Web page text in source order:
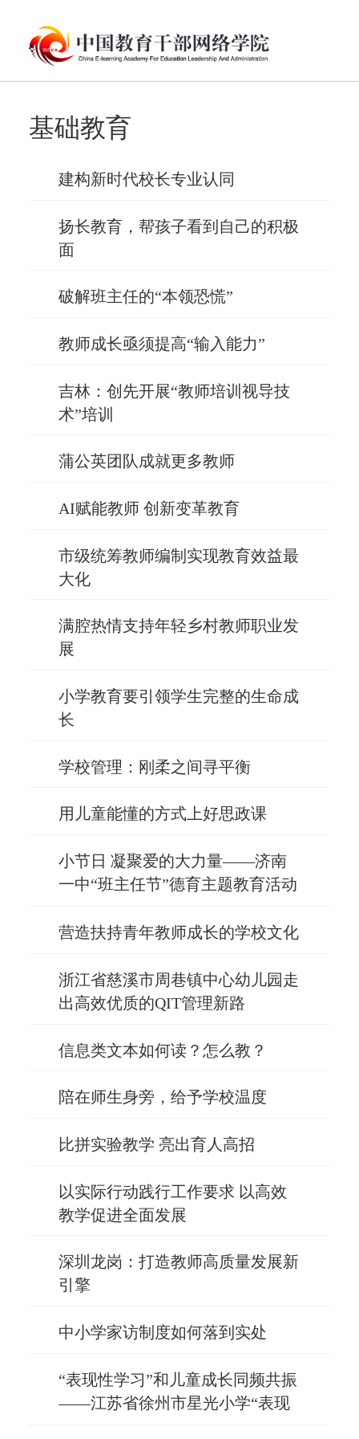
基础教育
建构新时代校长专业认同
扬长教育，帮孩子看到自己的积极
面
破解班主任的“本领恐慌”
教师成长亟须提高“输入能力”
吉林：创先开展“教师培训视导技
术”培训
蒲公英团队成就更多教师
AI赋能教师 创新变革教育
市级统筹教师编制实现教育效益最
大化
满腔热情支持年轻乡村教师职业发
展
小学教育要引领学生完整的生命成
长
学校管理：刚柔之间寻平衡
用儿童能懂的方式上好思政课
小节日 凝聚爱的大力量——济南
一中“班主任节”德育主题教育活动
营造扶持青年教师成长的学校文化
浙江省慈溪市周巷镇中心幼儿园走
出高效优质的QIT管理新路
信息类文本如何读？怎么教？
陪在师生身旁，给予学校温度
比拼实验教学 亮出育人高招
以实际行动践行工作要求 以高效
教学促进全面发展
深圳龙岗：打造教师高质量发展新
引擎
中小学家访制度如何落到实处
“表现性学习”和儿童成长同频共振
——江苏省徐州市星光小学“表现